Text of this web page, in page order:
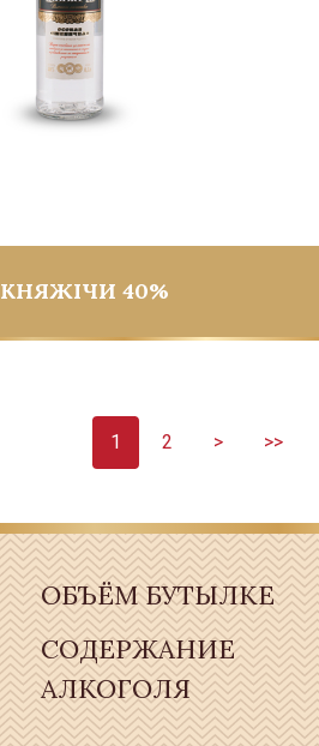
КНЯЖIЧИ 40%
1 2 > >>
ОБЪЁМ БУТЫЛКЕ
СОДЕРЖАНИЕ
АЛКОГОЛЯ